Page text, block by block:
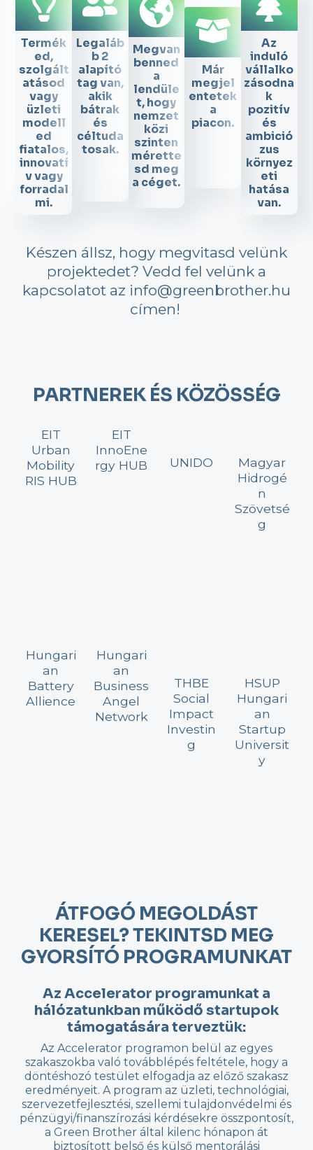
Termék
ed,
szolgált
atásod
vagy
üzleti
modell
ed
fiatalos,
innovatí
v vagy
forradal
mi.
Legaláb
b 2
alapító
tag van,
akik
bátrak
és
céltuda
tosak.
Megvan
benned
a
lendüle
t, hogy
nemzet
közi
szinten
mérette
sd meg
a céget.
Már
megjel
entetek
a
piacon.
Az
induló
vállalko
zásodna
k
pozitív
és
ambició
zus
környez
eti
hatása
van.
Készen állsz, hogy megvitasd velünk
projektedet? Vedd fel velünk a
kapcsolatot az info@greenbrother.hu
címen!
PARTNEREK ÉS KÖZÖSSÉG
EIT
Urban
Mobility
RIS HUB
EIT
InnoEne
rgy HUB
UNIDO
Magyar
Hidrogé
n
Szövetsé
g
Hungari
an
Battery
Allience
Hungari
an
Business
Angel
Network
THBE
Social
Impact
Investin
g
HSUP
Hungari
an
Startup
Universit
y
ÁTFOGÓ MEGOLDÁST
KERESEL? TEKINTSD MEG
GYORSÍTÓ PROGRAMUNKAT
Az Accelerator programunkat a
hálózatunkban működő startupok
támogatására terveztük:
Az Accelerator programon belül az egyes
szakaszokba való továbblépés feltétele, hogy a
döntéshozó testület elfogadja az előző szakasz
eredményeit. A program az üzleti, technológiai,
szervezetfejlesztési, szellemi tulajdonvédelmi és
pénzügyi/finanszírozási kérdésekre összpontosít,
a Green Brother által kilenc hónapon át
biztosított belső és külső mentorálási